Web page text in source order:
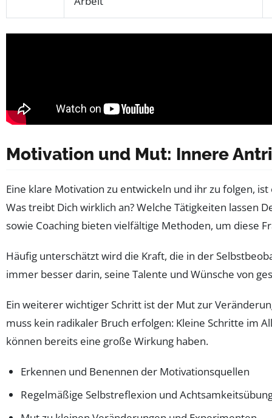
Motivation und Mut: Innere
Eine klare Motivation zu entwickeln und ihr zu folgen,
Was treibt Dich wirklich an? Welche Tätigkeiten lassen
sowie Coaching bieten vielfältige Methoden, um diese
Häufig unterschätzt wird die Kraft, die in der
immer besser darin, seine Talente und Wünsche von
Ein weiterer wichtiger Schritt ist der Mut zur
muss kein radikaler Bruch erfolgen: Kleine Schritte im
können bereits eine große Wirkung haben.
Erkennen und Benennen der Motivationsquellen
Regelmäßige Selbstreflexion und